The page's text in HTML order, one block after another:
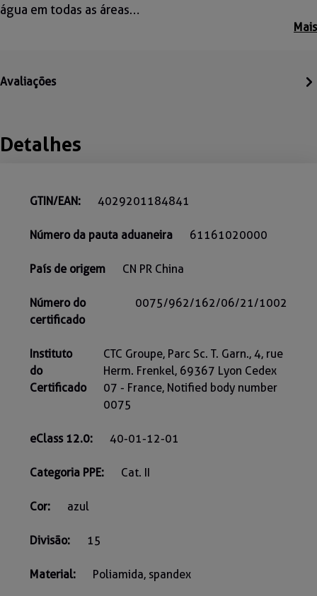
água em todas as áreas…
Mais
Avaliações
Detalhes
GTIN/EAN: 4029201184841
Número da pauta aduaneira 61161020000
País de origem CN PR China
Número do
certificado
0075/962/162/06/21/1002
Instituto
do
Certificado
CTC Groupe, Parc Sc. T. Garn., 4, rue
Herm. Frenkel, 69367 Lyon Cedex
07 - France, Notified body number
0075
eClass 12.0: 40-01-12-01
Categoria PPE: Cat. II
Cor: azul
Divisão: 15
Material: Poliamida, spandex